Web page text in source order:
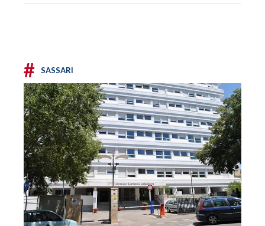
# SASSARI